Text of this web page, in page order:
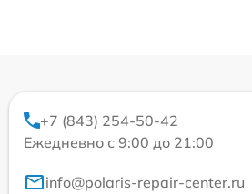
+7 (843) 254-50-42
Ежедневно с 9:00 до 21:00
info@polaris-repair-center.ru